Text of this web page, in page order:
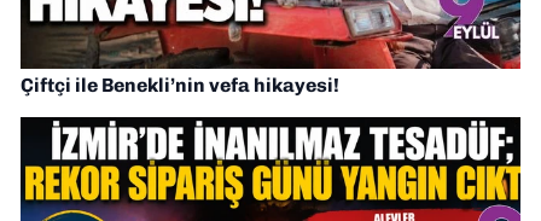
Çiftçi ile Benekli’nin vefa hikayesi!